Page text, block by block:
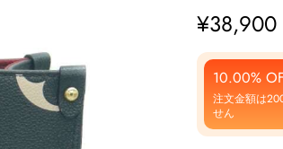
通
価
¥38,900
10.00%
注文金額は
せん